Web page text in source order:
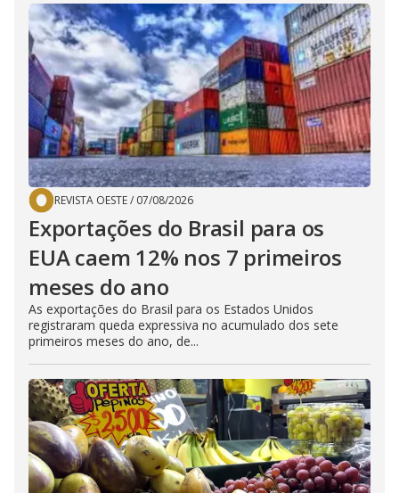
REVISTA OESTE/ 07/08/2026
Exportações do Brasil para os
EUA caem 12% nos 7 primeiros
meses do ano
As exportações do Brasil para os Estados Unidos
registraram queda expressiva no acumulado dos sete
primeiros meses do ano, de...